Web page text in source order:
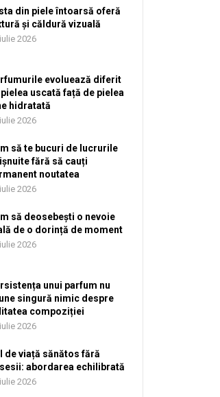
din piele întoarsă oferă
și căldură vizuală
2026
evoluează diferit
pielea uscată față de pielea
hidratată
2026
să te bucuri de lucrurile
fără să cauți
noutatea
2026
să deosebești o nevoie
de o dorință de moment
2026
unui parfum nu
singură nimic despre
compoziției
2026
de viață sănătos fără
abordarea echilibrată
2026